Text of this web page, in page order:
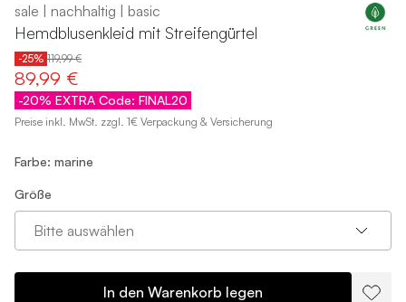
sale | nachhaltig | basic
Hemdblusenkleid mit Streifengürtel
-25% 119,99 €
89,99 €
-20% EXTRA Code: FINAL20
Preise inkl. MwSt. zzgl. 1€ Verpackung & Versicherung
Farbe: marine
Größe
Bitte auswählen
In den Warenkorb legen